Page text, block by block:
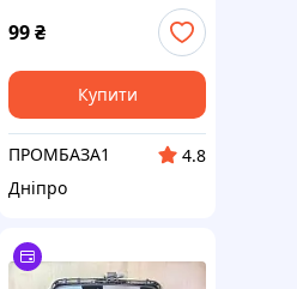
люків
99₴
Купити
ПРОМБАЗА1
4.8
Дніпро